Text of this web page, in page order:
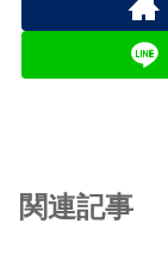
関連記事